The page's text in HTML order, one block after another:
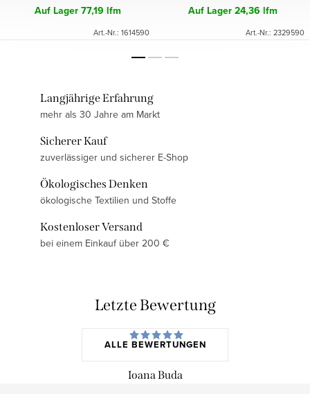
Auf Lager77,19 lfm
Art.-Nr.: 1614590
Auf Lager24,36 lfm
Art.-Nr.: 2329590
Langjährige Erfahrung
mehr als 30 Jahre am Markt
Sicherer Kauf
zuverlässiger und sicherer E-Shop
Ökologisches Denken
ökologische Textilien und Stoffe
Kostenloser Versand
bei einem Einkauf über 200 €
Letzte Bewertung
ALLE BEWERTUNGEN
Ioana Buda